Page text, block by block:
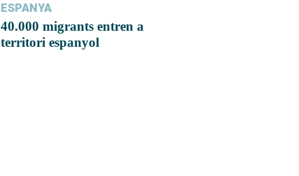
ESPANYA
40.000 migrants entren a
territori espanyol